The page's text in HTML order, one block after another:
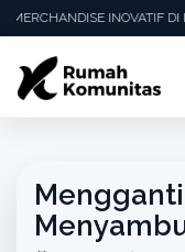
MERCHANDISE INOVATIF DI